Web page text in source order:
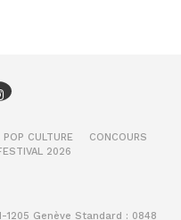
POP CULTURE
CONCOURS
2026
1205 Genève Standard : 0848